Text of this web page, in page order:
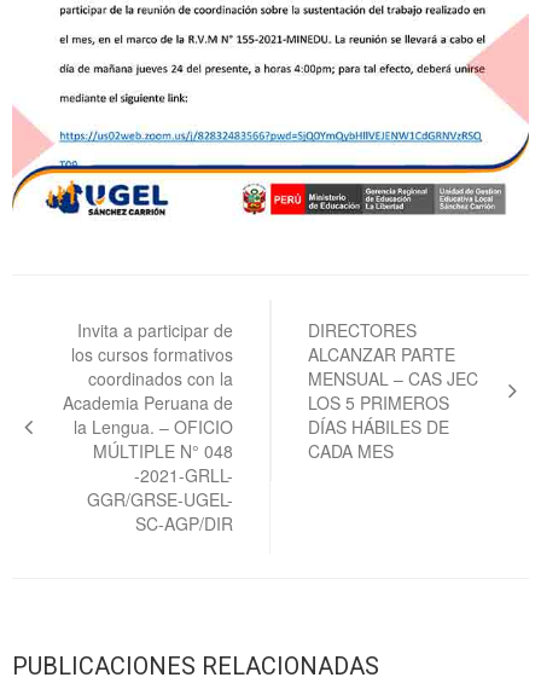
entradas
Invita a participar de
los cursos formativos
coordinados con la
Academia Peruana de
la Lengua. – OFICIO
MÚLTIPLE N° 048
-2021-GRLL-
GGR/GRSE-UGEL-
SC-AGP/DIR
DIRECTORES
ALCANZAR PARTE
MENSUAL – CAS JEC
LOS 5 PRIMEROS
DÍAS HÁBILES DE
CADA MES
PUBLICACIONES RELACIONADAS